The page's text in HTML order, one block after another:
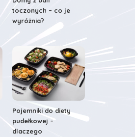
toczonych – co je
wyróżnia?
Pojemniki do diety
pudełkowej –
dlaczego